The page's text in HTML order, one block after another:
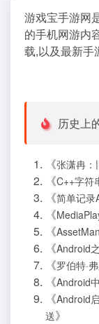
游戏宝手游网
的手机网游内
载,以及最新手
历史上
《张潇冉：
《C++字符
《简单记录
《
《
《Android
《罗伯特·
《Android
《Android
送》